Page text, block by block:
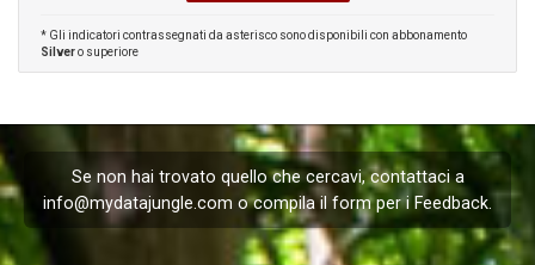
* Gli indicatori contrassegnati da asterisco sono disponibili con abbonamento
Silvero superiore
Se non hai trovato quello che cercavi, contattaci a
info@mydatajungle.com o compila il form per i Feedback